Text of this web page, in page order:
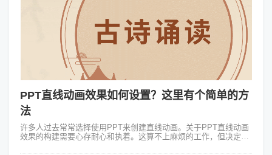
PPT直线动画效果如何设置？这里有个简单的方
法
许多人过去常常选择使用PPT来创建直线动画。关于PPT直线动画
效果的构建需要心存耐心和执着。这算不上麻烦的工作，但决定给